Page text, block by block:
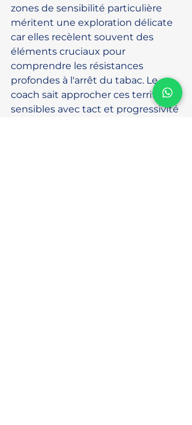
zones de sensibilité particulière
méritent une exploration délicate
car elles recèlent souvent des
éléments cruciaux pour
comprendre les résistances
profondes à l'arrêt du tabac. Le
coach sait approcher ces territoires
sensibles avec tact et progressivité